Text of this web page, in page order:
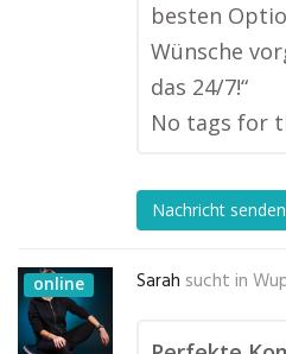
besten
Wünsche
das 24/7!“
No tags for
Nachricht senden
online Sarah sucht in